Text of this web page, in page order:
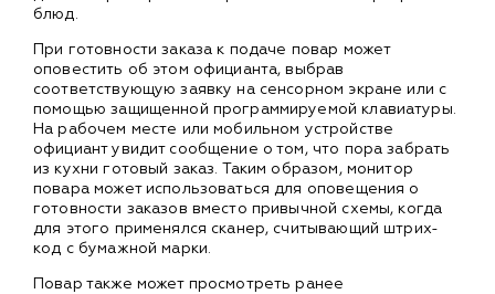
блюд.
При готовности заказа к подаче повар может
оповестить об этом официанта, выбрав
соответствующую заявку на сенсорном экране или с
помощью защищенной программируемой клавиатуры.
На рабочем месте или мобильном устройстве
официант увидит сообщение о том, что пора забрать
из кухни готовый заказ. Таким образом, монитор
повара может использоваться для оповещения о
готовности заказов вместо привычной схемы, когда
для этого применялся сканер, считывающий штрих-
код с бумажной марки.
Повар также может просмотреть ранее